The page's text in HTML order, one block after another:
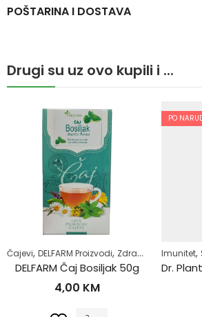
POŠTARINA I DOSTAVA
Drugi su uz ovo kupili i ...
život,Samoliječenje,Zdrav život
Čajevi, DELFARM Proizvodi, Zdrav život
DELFARM Čaj Bosiljak 50g
4,00 KM
PO
Imunitet,